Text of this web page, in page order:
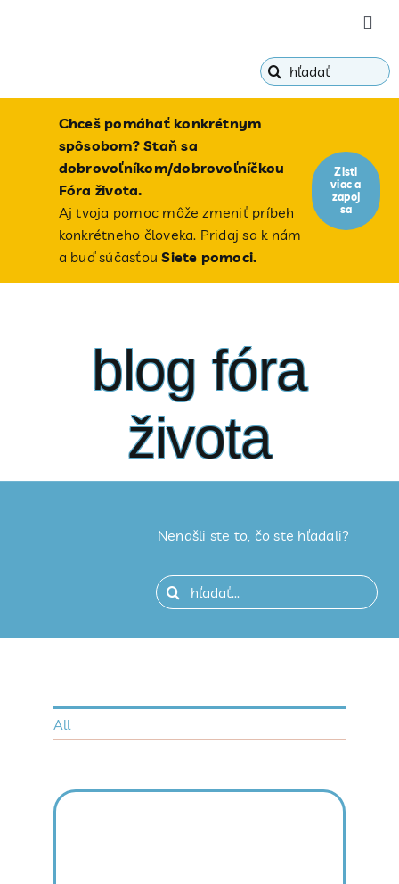
o
Hľadať:
Chceš pomáhať konkrétnym
spôsobom? Staň sa
dobrovoľníkom/dobrovoľníčkou
Fóra života.
Aj tvoja pomoc môže zmeniť príbeh
konkrétneho človeka. Pridaj sa k nám
a buď súčasťou Siete pomoci.
Zisti
viac a
zapoj
sa
blog fóra
života
Nenašli ste to, čo ste hľadali?
Hľadať:
All